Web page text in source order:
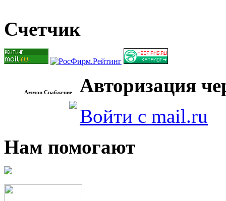
Счетчик
Аммон Снабжение
Авторизация
Войти с mail.ru
Нам помогают